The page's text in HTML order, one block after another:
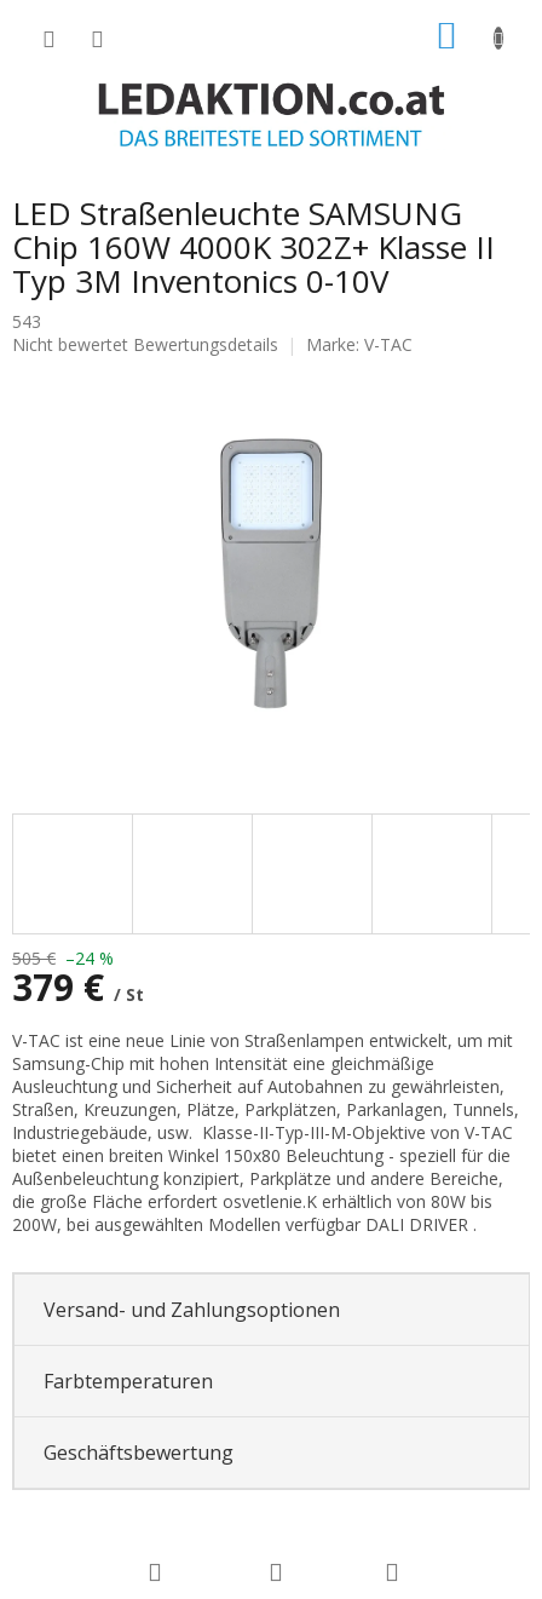
LED Straßenleuchte SAMSUNG
Chip 160W 4000K 302Z+ Klasse II
Typ 3M Inventonics 0-10V
543
Die
Nicht bewertet Bewertungsdetails Marke: V-TAC
505 € –24 %
379 € / St
V-TAC ist eine neue Linie von Straßenlampen entwickelt, um mit
Samsung-Chip mit hohen Intensität eine gleichmäßige
Ausleuchtung und Sicherheit auf Autobahnen zu gewährleisten,
Straßen, Kreuzungen, Plätze, Parkplätzen, Parkanlagen, Tunnels,
Industriegebäude, usw. Klasse-II-Typ-III-M-Objektive von V-TAC
bietet einen breiten Winkel 150x80 Beleuchtung - speziell für die
Außenbeleuchtung konzipiert, Parkplätze und andere Bereiche,
die große Fläche erfordert osvetlenie.K erhältlich von 80W bis
200W, bei ausgewählten Modellen verfügbar DALI DRIVER .
Versand- und Zahlungsoptionen
Farbtemperaturen
Geschäftsbewertung